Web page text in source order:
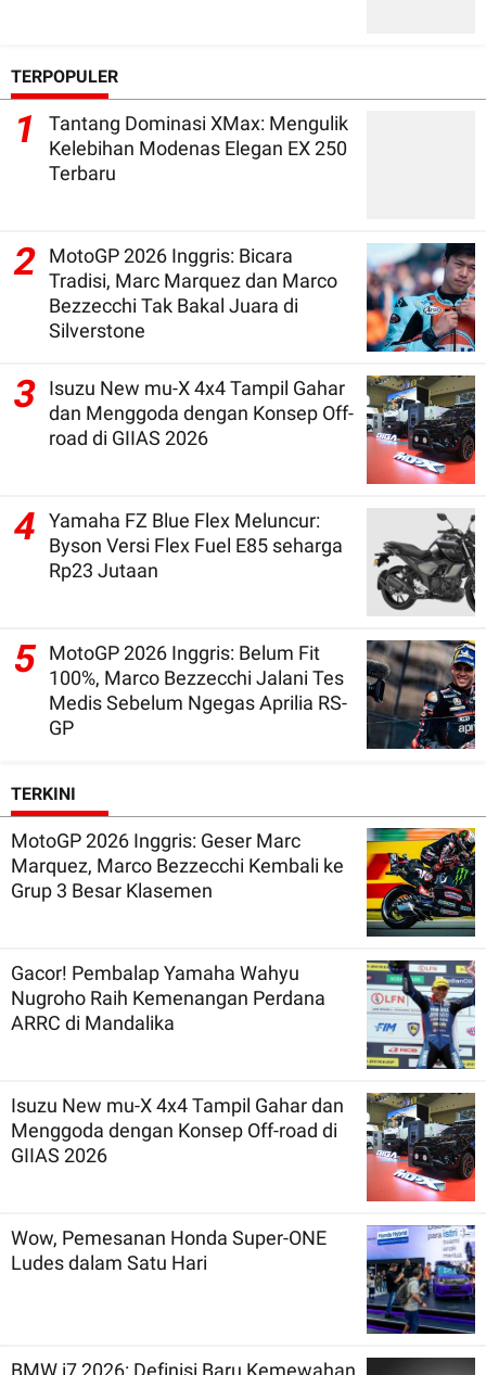
TERPOPULER
1
Tantang Dominasi XMax: Mengulik
Kelebihan Modenas Elegan EX 250
Terbaru
2
MotoGP 2026 Inggris: Bicara
Tradisi, Marc Marquez dan Marco
Bezzecchi Tak Bakal Juara di
Silverstone
3
Isuzu New mu-X 4x4 Tampil Gahar
dan Menggoda dengan Konsep Off-
road di GIIAS 2026
4
Yamaha FZ Blue Flex Meluncur:
Byson Versi Flex Fuel E85 seharga
Rp23 Jutaan
5 MotoGP 2026 Inggris: Belum Fit
100%, Marco Bezzecchi Jalani Tes
Medis Sebelum Ngegas Aprilia RS-
GP
TERKINI
MotoGP 2026 Inggris: Geser Marc
Marquez, Marco Bezzecchi Kembali ke
Grup 3 Besar Klasemen
Gacor! Pembalap Yamaha Wahyu
Nugroho Raih Kemenangan Perdana
ARRC di Mandalika
Isuzu New mu-X 4x4 Tampil Gahar dan
Menggoda dengan Konsep Off-road di
GIIAS 2026
Wow, Pemesanan Honda Super-ONE
Ludes dalam Satu Hari
BMW i7 2026: Definisi Baru Kemewahan